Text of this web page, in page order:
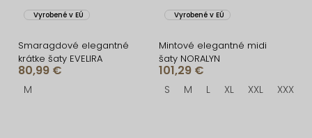
Vyrobené v EÚ
Smaragdové elegantné
krátke šaty EVELIRA
80,99 €
M
Vyrobené v EÚ
Mintové elegantné midi
šaty NORALYN
101,29 €
S M L XL XXL XXXL